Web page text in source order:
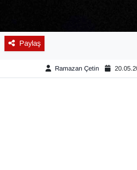
Paylaş
Ramazan Çetin
Eleman
Emlak